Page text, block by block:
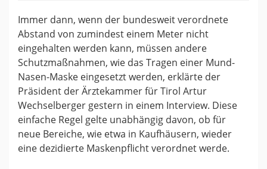
Immer dann, wenn der bundesweit verordnete
Abstand von zumindest einem Meter nicht
eingehalten werden kann, müssen andere
Schutzmaßnahmen, wie das Tragen einer Mund-
Nasen-Maske eingesetzt werden, erklärte der
Präsident der Ärztekammer für Tirol Artur
Wechselberger gestern in einem Interview. Diese
einfache Regel gelte unabhängig davon, ob für
neue Bereiche, wie etwa in Kaufhäusern, wieder
eine dezidierte Maskenpflicht verordnet werde.